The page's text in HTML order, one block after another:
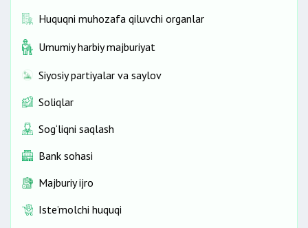
Huquqni muhozafa qiluvchi organlar
Umumiy harbiy majburiyat
Siyosiy partiyalar va saylov
Soliqlar
Sog‘liqni saqlash
Bank sohasi
Majburiy ijro
Iste’molchi huquqi